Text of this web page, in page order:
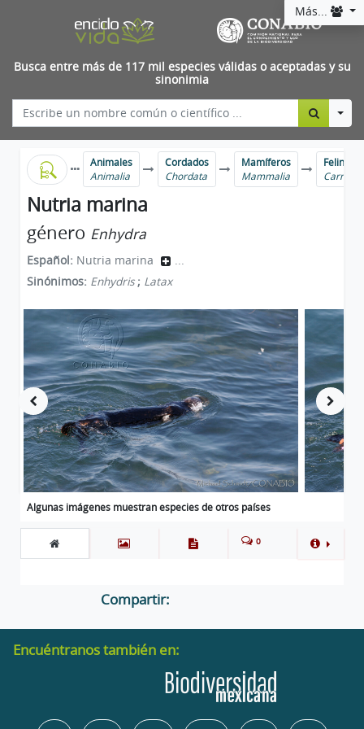
Más...
Busca entre más de 117 mil especies válidas o aceptadas y su
sinonimia
Animales
Animalia
Cordados
Chordata
Mamíferos
Mammalia
Felinos,
Nutria marina
género Enhydra
Español: Nutria marina
...
Sinónimos: Enhydris ; Latax
Algunas imágenes muestran especies de otros países
0
Compartir:
Encuéntranos también en: